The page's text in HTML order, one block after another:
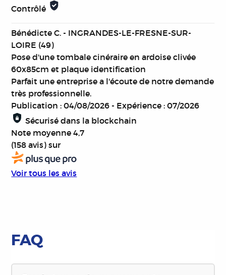
Contrôlé
Bénédicte C. - INGRANDES-LE-FRESNE-SUR-
LOIRE (49)
Pose d'une tombale cinéraire en ardoise clivée
60x85cm et plaque identification
Parfait une entreprise a l'écoute de notre demande
très professionnelle.
Publication : 04/08/2026 - Expérience : 07/2026
Sécurisé dans la blockchain
Note moyenne4,7
(158 avis)sur
Voir tous les avis
FAQ